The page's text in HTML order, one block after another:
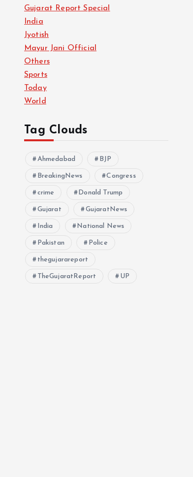
Gujarat Report Special
India
Jyotish
Mayur Jani Official
Others
Sports
Today
World
Tag Clouds
Ahmedabad BJP
BreakingNews Congress
crime Donald Trump
Gujarat GujaratNews
India National News
Pakistan Police
thegujarareport
TheGujaratReport UP